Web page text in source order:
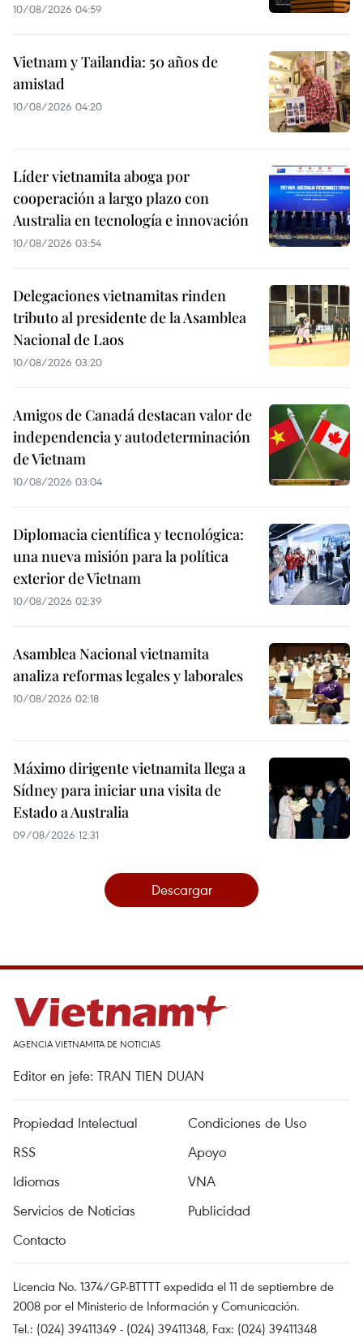
10/08/2026 04:59
Vietnam y Tailandia: 50 años de
amistad
10/08/2026 04:20
Líder vietnamita aboga por
cooperación a largo plazo con
Australia en tecnología e innovación
10/08/2026 03:54
Delegaciones vietnamitas rinden
tributo al presidente de la Asamblea
Nacional de Laos
10/08/2026 03:20
Amigos de Canadá destacan valor de
independencia y autodeterminación
de Vietnam
10/08/2026 03:04
Diplomacia científica y tecnológica:
una nueva misión para la política
exterior de Vietnam
10/08/2026 02:39
Asamblea Nacional vietnamita
analiza reformas legales y laborales
10/08/2026 02:18
Máximo dirigente vietnamita llega a
Sídney para iniciar una visita de
Estado a Australia
09/08/2026 12:31
Descargar
AGENCIA VIETNAMITA DE NOTICIAS
Editor en jefe: TRAN TIEN DUAN
Propiedad Intelectual
Condiciones de Uso
RSS
Apoyo
Idiomas
VNA
Servicios de Noticias
Publicidad
Contacto
Licencia No. 1374/GP-BTTTT expedida el 11 de septiembre de
2008 por el Ministerio de Información y Comunicación.
Tel.: (024) 39411349 - (024) 39411348, Fax: (024) 39411348